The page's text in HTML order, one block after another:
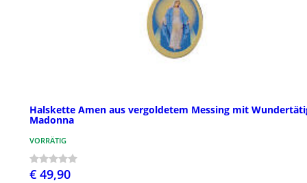
Halskette Amen aus vergoldetem Messing mit
Madonna
VORRÄTIG
€ 49,90